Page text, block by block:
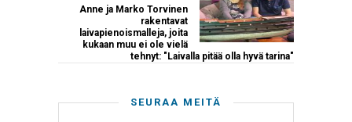
Anne ja Marko Torvinen
rakentavat
laivapienoismalleja, joita
kukaan muu ei ole vielä
tehnyt: "Laivalla pitää olla hyvä tarina"
SEURAA MEITÄ